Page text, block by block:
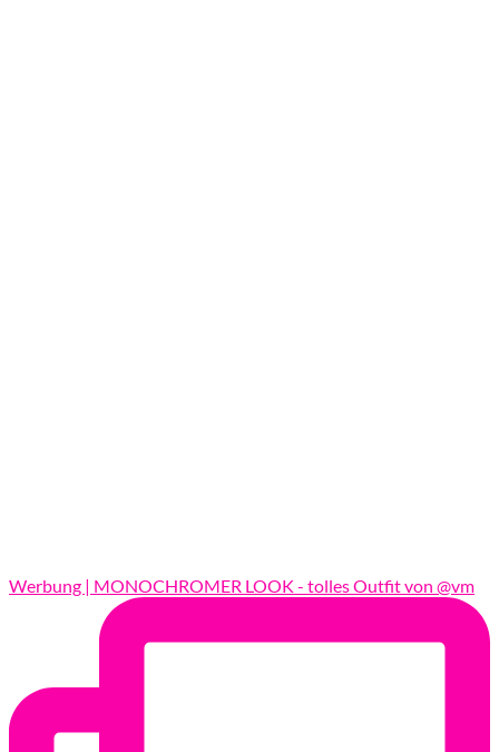
Werbung | MONOCHROMER LOOK - tolles Outfit von @vm